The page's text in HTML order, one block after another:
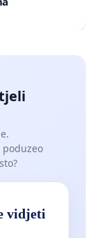
vidjeti